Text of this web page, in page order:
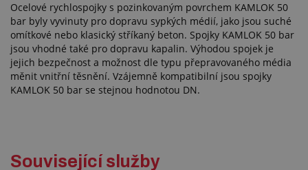
Ocelové rychlospojky s pozinkovaným povrchem KAMLOK 50
bar byly vyvinuty pro dopravu sypkých médií, jako jsou suché
omítkové nebo klasický stříkaný beton. Spojky KAMLOK 50 bar
jsou vhodné také pro dopravu kapalin. Výhodou spojek je
jejich bezpečnost a možnost dle typu přepravovaného média
měnit vnitřní těsnění. Vzájemně kompatibilní jsou spojky
KAMLOK 50 bar se stejnou hodnotou DN.
Související služby